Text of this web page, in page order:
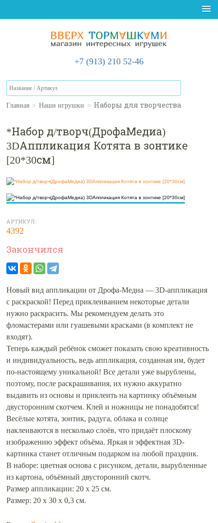
+7 (913) 210 52-46
Главная > Наши игрушки > Наборы для творчества
*Набор д/творч(ДрофаМедиа)
3DАппликация Котята в зонтике
[20*30см]
АРТИКУЛ:
4392
Закончился
Новый вид аппликации от Дрофа-Медиа — 3D-аппликация
с раскраской! Перед приклеиванием некоторые детали
нужно раскрасить. Мы рекомендуем делать это
фломастерами или гуашевыми красками (в комплект не
входят).
Теперь каждый ребёнок сможет показать свою креативность
и индивидуальность, ведь аппликация, созданная им, будет
по-настоящему уникальной! Все детали уже вырублены,
поэтому, после раскрашивания, их нужно аккуратно
выдавить из основы и приклеить на картинку объёмным
двусторонним скотчем. Клей и ножницы не понадобятся!
Весёлые котята, зонтик, радуга, облака и солнце
наклеиваются в несколько слоёв, что придаёт плоскому
изображению эффект объёма. Яркая и эффектная 3D-
картинка станет отличным подарком на любой праздник.
В наборе: цветная основа с рисунком, детали, вырубленные
из картона, объёмный двусторонний скотч.
Размер аппликации: 20 х 25 см.
Размер: 20 х 30 х 0,3 см.